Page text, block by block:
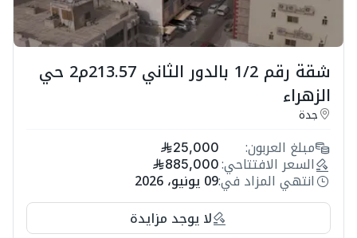
شقة رقم 1/2 بالدور الثاني 213.57م2 حي
الزهراء
جدة
مبلغ العربون: 25,000
السعر الافتتاحي: 885,000
انتهي المزاد في:09 يونيو، 2026
لا يوجد مزايدة